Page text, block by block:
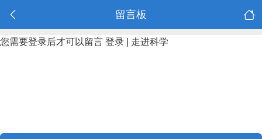
留言板
您需要登录后才可以留言 登录 走进科学